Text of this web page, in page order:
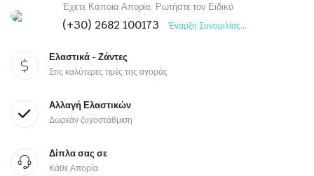
Έχετε Κάποια Απορία; Ρωτήστε τον Ειδικό
(+30) 2682 100173 Έναρξη Συνομιλίας...
Ελαστικά - Ζάντες
Στις καλύτερες τιμές της αγοράς
Αλλαγή Ελαστικών
Δωρεάν ζυγοστάθμιση
Δίπλα σας σε
Κάθε Απορία